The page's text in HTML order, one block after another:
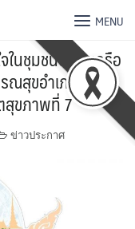
MENU
ในชุมชนดีเด่นเครือ
ณสุขอำเภอบรบือ
สุขภาพที่ 7
ข่าวประกาศ